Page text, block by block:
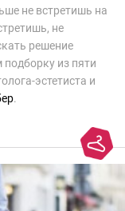
не встретишь на
не
решение
из пяти
эстетиста и
.